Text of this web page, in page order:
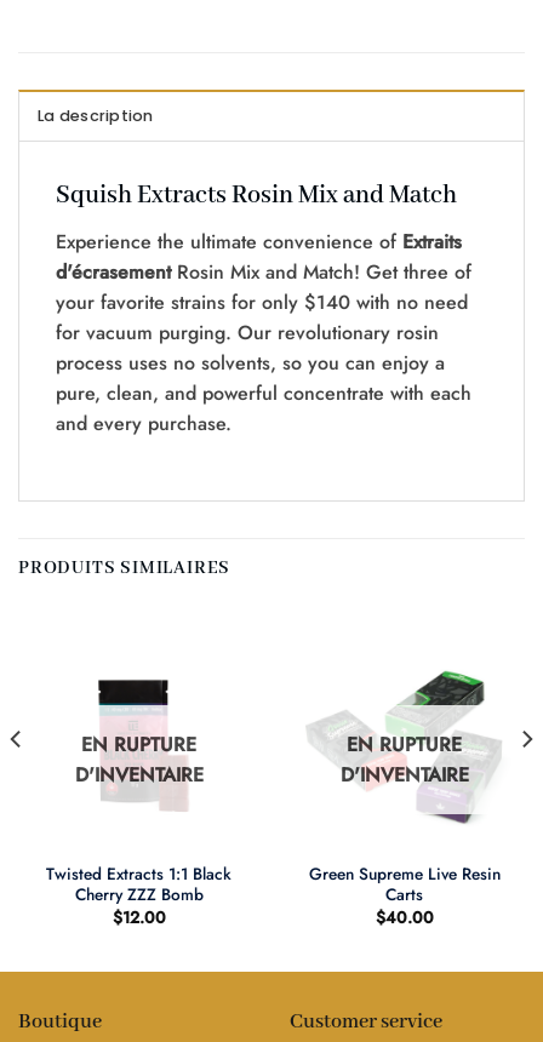
La description
Squish Extracts Rosin Mix and Match
Experience the ultimate convenience of Extraits
d'écrasementRosin Mix and Match! Get three of
your favorite strains for only $140 with no need
for vacuum purging. Our revolutionary rosin
process uses no solvents, so you can enjoy a
pure, clean, and powerful concentrate with each
and every purchase.
PRODUITS SIMILAIRES
EN RUPTURE
D'INVENTAIRE
Twisted Extracts 1:1 Black
Cherry ZZZ Bomb
$12.00
EN RUPTURE
D'INVENTAIRE
Green Supreme Live Resin
Carts
$40.00
Boutique Customer service